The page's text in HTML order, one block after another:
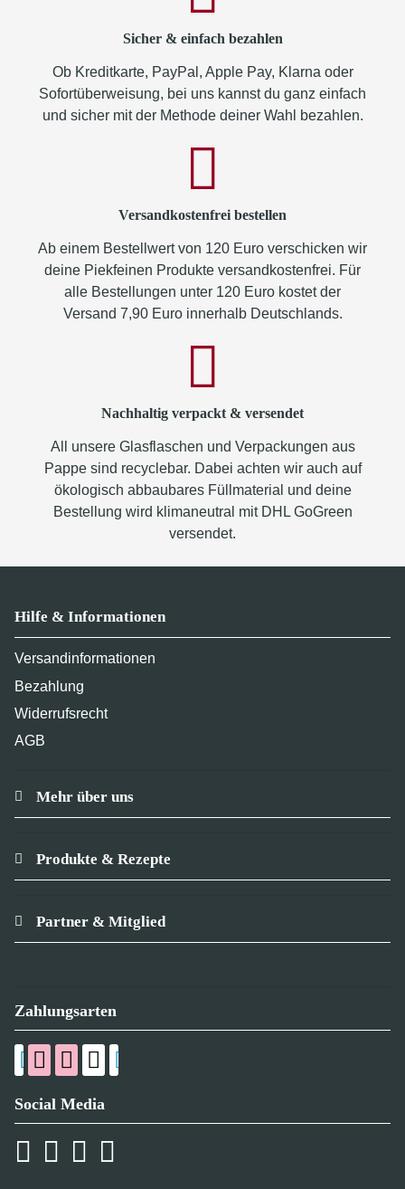
Sicher & einfach bezahlen
Ob Kreditkarte, PayPal, Apple Pay, Klarna oder
Sofortüberweisung, bei uns kannst du ganz einfach
und sicher mit der Methode deiner Wahl bezahlen.
Versandkostenfrei bestellen
Ab einem Bestellwert von 120 Euro verschicken wir
deine Piekfeinen Produkte versandkostenfrei. Für
alle Bestellungen unter 120 Euro kostet der
Versand 7,90 Euro innerhalb Deutschlands.
Nachhaltig verpackt & versendet
All unsere Glasflaschen und Verpackungen aus
Pappe sind recyclebar. Dabei achten wir auch auf
ökologisch abbaubares Füllmaterial und deine
Bestellung wird klimaneutral mit DHL GoGreen
versendet.
Hilfe & Informationen
Versandinformationen
Bezahlung
Widerrufsrecht
AGB
Mehr über uns
Produkte & Rezepte
Partner & Mitglied
Zahlungsarten
Social Media